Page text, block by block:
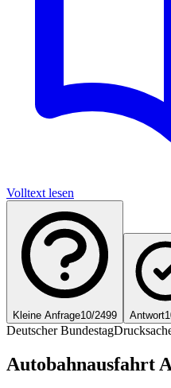
Volltext lesen
Kleine Anfrage10/2499 Antwort
Deutscher Bundestag
Autobahnausfahrt